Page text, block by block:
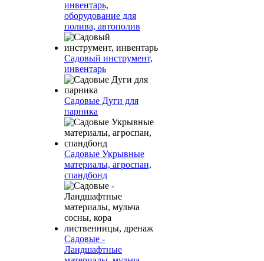
инвентарь,
оборудование для
полива, автополив
Садовый инструмент,
инвентарь
Садовые Дуги для
парника
Садовые Укрывные
материалы, агроспан,
спандбонд
Садовые -
Ландшафтные